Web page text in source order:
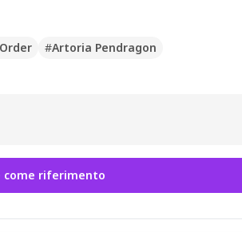
#Artoria Pendragon
come riferimento